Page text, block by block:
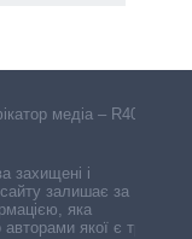
медіа – R40-
захищені і
залишає за
яка
якої є треті